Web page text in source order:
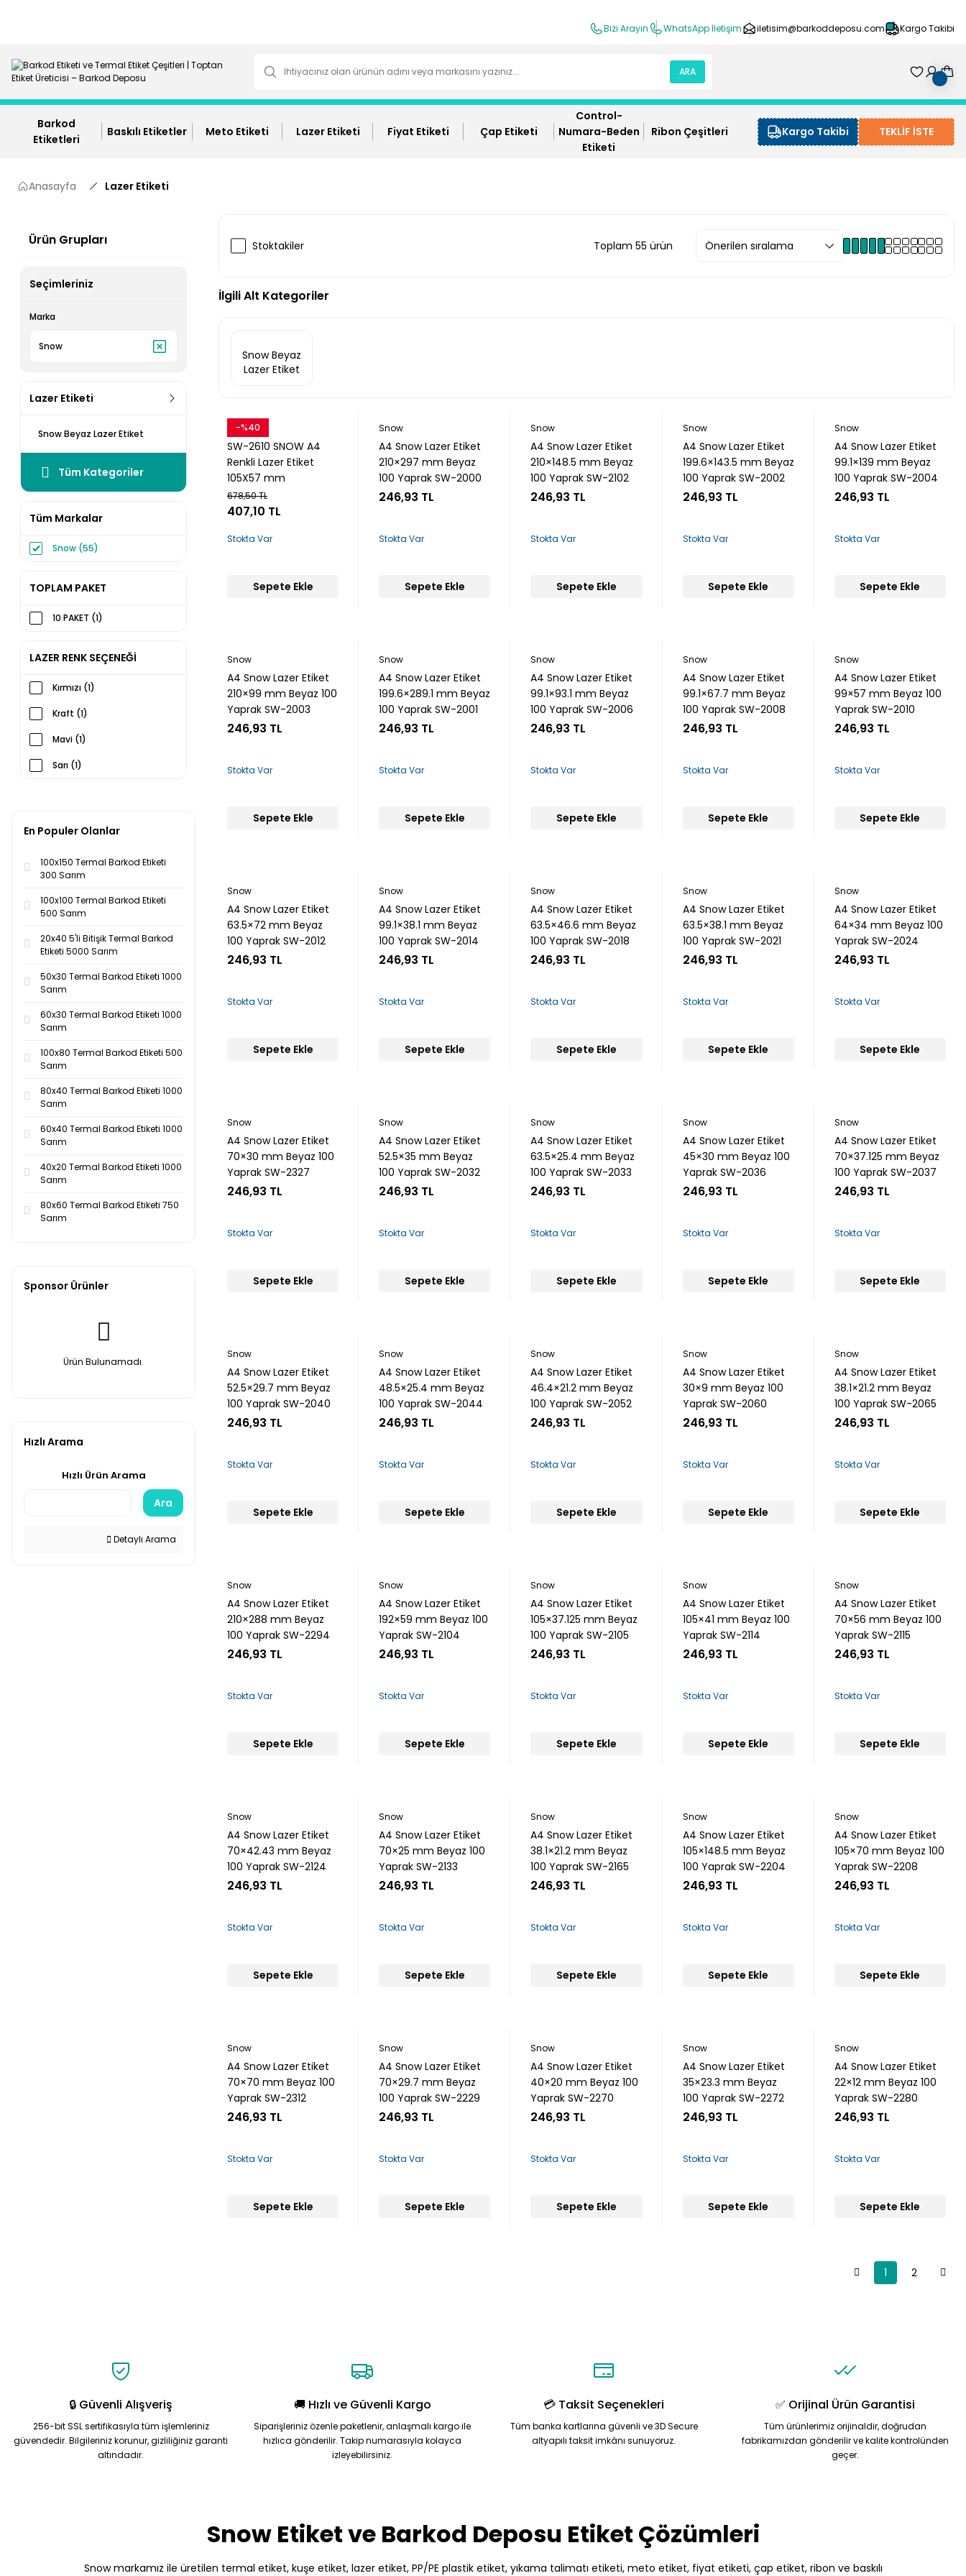
Bizi Arayın WhatsApp İletişim iletisim@barkoddeposu.com Kargo Takibi
ARA
Barkod
Etiketleri
Baskılı Etiketler Meto Etiketi Lazer Etiketi Fiyat Etiketi Çap Etiketi
Control-
Numara-Beden
Etiketi
Ribon Çeşitleri Kargo Takibi TEKLİF İSTE
Anasayfa Lazer Etiketi
Ürün Grupları
Seçimleriniz
Marka
Snow
Lazer Etiketi
Snow Beyaz Lazer Etiket
Tüm Kategoriler
Tüm Markalar
Snow (55)
TOPLAM PAKET
10 PAKET (1)
LAZER RENK SEÇENEĞİ
Kırmızı (1)
Kraft (1)
Mavi (1)
Sarı (1)
En Populer Olanlar
100x150 Termal Barkod Etiketi
300 Sarım
100x100 Termal Barkod Etiketi
500 Sarım
20x40 5'li Bitişik Termal Barkod
Etiketi 5000 Sarım
50x30 Termal Barkod Etiketi 1000
Sarım
60x30 Termal Barkod Etiketi 1000
Sarım
100x80 Termal Barkod Etiketi 500
Sarım
80x40 Termal Barkod Etiketi 1000
Sarım
60x40 Termal Barkod Etiketi 1000
Sarım
40x20 Termal Barkod Etiketi 1000
Sarım
80x60 Termal Barkod Etiketi 750
Sarım
Sponsor Ürünler
Ürün Bulunamadı.
Hızlı Arama
Hızlı Ürün Arama
Ara
Detaylı Arama
Stoktakiler Toplam 55 ürün
İlgili Alt Kategoriler
Snow Beyaz
Lazer Etiket
-%40
Snow
SW-2610 SNOW A4
Renkli Lazer Etiket
105X57 mm
678,50 TL
407,10 TL
Stokta Var
Sepete Ekle
Snow
A4 Snow Lazer Etiket
210×297 mm Beyaz
100 Yaprak SW-2000
246,93 TL
Stokta Var
Sepete Ekle
Snow
A4 Snow Lazer Etiket
210×148.5 mm Beyaz
100 Yaprak SW-2102
246,93 TL
Stokta Var
Sepete Ekle
Snow
A4 Snow Lazer Etiket
199.6×143.5 mm Beyaz
100 Yaprak SW-2002
246,93 TL
Stokta Var
Sepete Ekle
Snow
A4 Snow Lazer Etiket
99.1×139 mm Beyaz
100 Yaprak SW-2004
246,93 TL
Stokta Var
Sepete Ekle
Snow
A4 Snow Lazer Etiket
210×99 mm Beyaz 100
Yaprak SW-2003
246,93 TL
Stokta Var
Sepete Ekle
Snow
A4 Snow Lazer Etiket
199.6×289.1 mm Beyaz
100 Yaprak SW-2001
246,93 TL
Stokta Var
Sepete Ekle
Snow
A4 Snow Lazer Etiket
99.1×93.1 mm Beyaz
100 Yaprak SW-2006
246,93 TL
Stokta Var
Sepete Ekle
Snow
A4 Snow Lazer Etiket
99.1×67.7 mm Beyaz
100 Yaprak SW-2008
246,93 TL
Stokta Var
Sepete Ekle
Snow
A4 Snow Lazer Etiket
99×57 mm Beyaz 100
Yaprak SW-2010
246,93 TL
Stokta Var
Sepete Ekle
Snow
A4 Snow Lazer Etiket
63.5×72 mm Beyaz
100 Yaprak SW-2012
246,93 TL
Stokta Var
Sepete Ekle
Snow
A4 Snow Lazer Etiket
99.1×38.1 mm Beyaz
100 Yaprak SW-2014
246,93 TL
Stokta Var
Sepete Ekle
Snow
A4 Snow Lazer Etiket
63.5×46.6 mm Beyaz
100 Yaprak SW-2018
246,93 TL
Stokta Var
Sepete Ekle
Snow
A4 Snow Lazer Etiket
63.5×38.1 mm Beyaz
100 Yaprak SW-2021
246,93 TL
Stokta Var
Sepete Ekle
Snow
A4 Snow Lazer Etiket
64×34 mm Beyaz 100
Yaprak SW-2024
246,93 TL
Stokta Var
Sepete Ekle
Snow
A4 Snow Lazer Etiket
70×30 mm Beyaz 100
Yaprak SW-2327
246,93 TL
Stokta Var
Sepete Ekle
Snow
A4 Snow Lazer Etiket
52.5×35 mm Beyaz
100 Yaprak SW-2032
246,93 TL
Stokta Var
Sepete Ekle
Snow
A4 Snow Lazer Etiket
63.5×25.4 mm Beyaz
100 Yaprak SW-2033
246,93 TL
Stokta Var
Sepete Ekle
Snow
A4 Snow Lazer Etiket
45×30 mm Beyaz 100
Yaprak SW-2036
246,93 TL
Stokta Var
Sepete Ekle
Snow
A4 Snow Lazer Etiket
70×37.125 mm Beyaz
100 Yaprak SW-2037
246,93 TL
Stokta Var
Sepete Ekle
Snow
A4 Snow Lazer Etiket
52.5×29.7 mm Beyaz
100 Yaprak SW-2040
246,93 TL
Stokta Var
Sepete Ekle
Snow
A4 Snow Lazer Etiket
48.5×25.4 mm Beyaz
100 Yaprak SW-2044
246,93 TL
Stokta Var
Sepete Ekle
Snow
A4 Snow Lazer Etiket
46.4×21.2 mm Beyaz
100 Yaprak SW-2052
246,93 TL
Stokta Var
Sepete Ekle
Snow
A4 Snow Lazer Etiket
30×9 mm Beyaz 100
Yaprak SW-2060
246,93 TL
Stokta Var
Sepete Ekle
Snow
A4 Snow Lazer Etiket
38.1×21.2 mm Beyaz
100 Yaprak SW-2065
246,93 TL
Stokta Var
Sepete Ekle
Snow
A4 Snow Lazer Etiket
210×288 mm Beyaz
100 Yaprak SW-2294
246,93 TL
Stokta Var
Sepete Ekle
Snow
A4 Snow Lazer Etiket
192×59 mm Beyaz 100
Yaprak SW-2104
246,93 TL
Stokta Var
Sepete Ekle
Snow
A4 Snow Lazer Etiket
105×37.125 mm Beyaz
100 Yaprak SW-2105
246,93 TL
Stokta Var
Sepete Ekle
Snow
A4 Snow Lazer Etiket
105×41 mm Beyaz 100
Yaprak SW-2114
246,93 TL
Stokta Var
Sepete Ekle
Snow
A4 Snow Lazer Etiket
70×56 mm Beyaz 100
Yaprak SW-2115
246,93 TL
Stokta Var
Sepete Ekle
Snow
A4 Snow Lazer Etiket
70×42.43 mm Beyaz
100 Yaprak SW-2124
246,93 TL
Stokta Var
Sepete Ekle
Snow
A4 Snow Lazer Etiket
70×25 mm Beyaz 100
Yaprak SW-2133
246,93 TL
Stokta Var
Sepete Ekle
Snow
A4 Snow Lazer Etiket
38.1×21.2 mm Beyaz
100 Yaprak SW-2165
246,93 TL
Stokta Var
Sepete Ekle
Snow
A4 Snow Lazer Etiket
105×148.5 mm Beyaz
100 Yaprak SW-2204
246,93 TL
Stokta Var
Sepete Ekle
Snow
A4 Snow Lazer Etiket
105×70 mm Beyaz 100
Yaprak SW-2208
246,93 TL
Stokta Var
Sepete Ekle
Snow
A4 Snow Lazer Etiket
70×70 mm Beyaz 100
Yaprak SW-2312
246,93 TL
Stokta Var
Sepete Ekle
Snow
A4 Snow Lazer Etiket
70×29.7 mm Beyaz
100 Yaprak SW-2229
246,93 TL
Stokta Var
Sepete Ekle
Snow
A4 Snow Lazer Etiket
40×20 mm Beyaz 100
Yaprak SW-2270
246,93 TL
Stokta Var
Sepete Ekle
Snow
A4 Snow Lazer Etiket
35×23.3 mm Beyaz
100 Yaprak SW-2272
246,93 TL
Stokta Var
Sepete Ekle
Snow
A4 Snow Lazer Etiket
22×12 mm Beyaz 100
Yaprak SW-2280
246,93 TL
Stokta Var
Sepete Ekle
1 2
🔒 Güvenli Alışveriş
256-bit SSL sertifikasıyla tüm işlemleriniz
güvendedir. Bilgileriniz korunur, gizliliğiniz garanti
altındadır.
🚚 Hızlı ve Güvenli Kargo
Siparişleriniz özenle paketlenir, anlaşmalı kargo ile
hızlıca gönderilir. Takip numarasıyla kolayca
izleyebilirsiniz.
💳 Taksit Seçenekleri
Tüm banka kartlarına güvenli ve 3D Secure
altyapılı taksit imkânı sunuyoruz.
✅ Orijinal Ürün Garantisi
Tüm ürünlerimiz orijinaldir, doğrudan
fabrikamızdan gönderilir ve kalite kontrolünden
geçer.
Snow Etiket ve Barkod Deposu Etiket Çözümleri
Snow markamız ile üretilen termal etiket, kuşe etiket, lazer etiket, PP/PE plastik etiket, yıkama talimatı etiketi, meto etiket, fiyat etiketi, çap etiket, ribon ve baskılı